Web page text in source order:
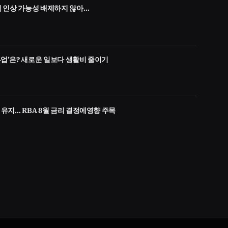
인상 가능성 배제하지 않아…
’은? 새로운 일보다 생활비 줄이기
지… RBA 8월 금리 결정에영향 주목